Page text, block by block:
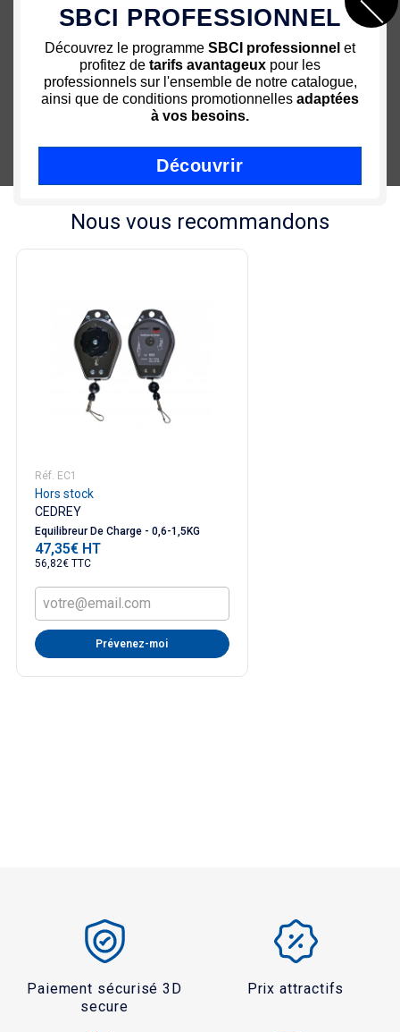
Caractéristique de l'équilibreur de charge
CEDREY
- Poids net : 0.53kg
- Câble acier gainé nylon : 1.6m (Ø 2.5mm)
- Double points d'accrochage pour plus de sécurité
- Boitier métal inox haute résistance
Nous vous recommandons
Réf. EC1
Hors stock
CEDREY
Equilibreur De Charge - 0,6-1,5KG
Prix
47,35€ HT
56,82€ TTC
Prévenez-moi
Paiement sécurisé 3D
secure
Prix attractifs
SBCI PROFESSIONNEL
Découvrez le programme SBCI professionnel et
profitez de tarifs avantageux pour les
professionnels sur l'ensemble de notre catalogue,
ainsi que de conditions promotionnelles adaptées
à vos besoins.
Découvrir